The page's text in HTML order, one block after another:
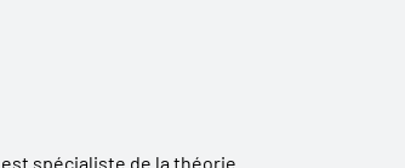
spécialiste de la théorie